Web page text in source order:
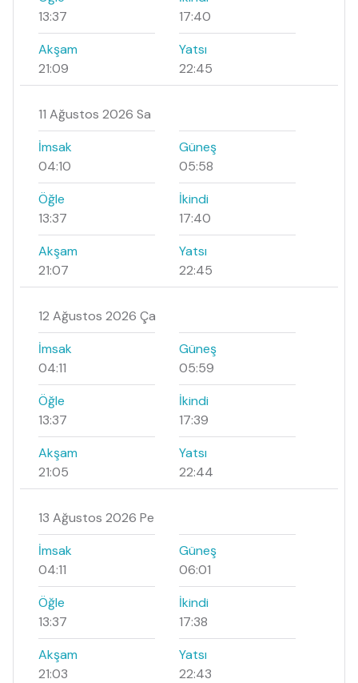
13:37
17:40
Akşam
21:09
Yatsı
22:45
11 Ağustos 2026 Sa
İmsak
04:10
Güneş
05:58
Öğle
13:37
İkindi
17:40
Akşam
21:07
Yatsı
22:45
12 Ağustos 2026 Ça
İmsak
04:11
Güneş
05:59
Öğle
13:37
İkindi
17:39
Akşam
21:05
Yatsı
22:44
13 Ağustos 2026 Pe
İmsak
04:11
Güneş
06:01
Öğle
13:37
İkindi
17:38
Akşam
21:03
Yatsı
22:43